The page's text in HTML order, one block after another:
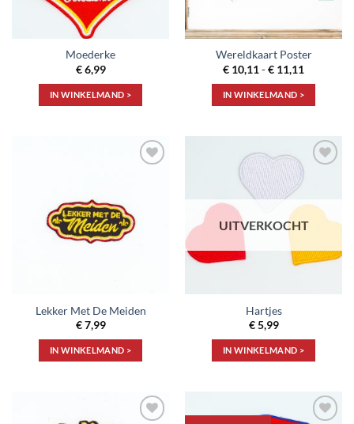
Moederke
€6,99
IN WINKELMAND >
Wereldkaart Poster
€ 10,11-€ 11,11
€ 11,11
IN WINKELMAND >
meerdere
variaties.
Deze
kan
worden
productpagina
Lekker Met De Meiden
€7,99
IN WINKELMAND >
Toevoegen
verlanglijst
UITVERKOCHT
Hartjes
€5,99
IN WINKELMAND >